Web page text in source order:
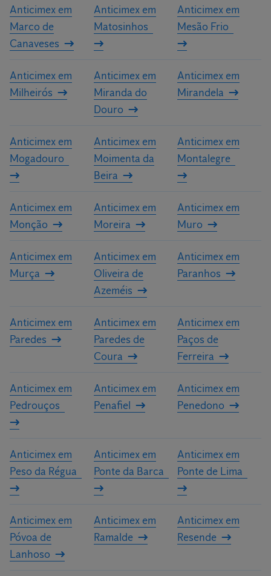
Anticimex em
Marco de
Canaveses
Anticimex em
Matosinhos
Anticimex em
Mesão Frio
Anticimex em
Milheirós
Anticimex em
Miranda do
Douro
Anticimex em
Mirandela
Anticimex em
Mogadouro
Anticimex em
Moimenta da
Beira
Anticimex em
Montalegre
Anticimex em
Monção
Anticimex em
Moreira
Anticimex em
Muro
Anticimex em
Murça
Anticimex em
Oliveira de
Azeméis
Anticimex em
Paranhos
Anticimex em
Paredes
Anticimex em
Paredes de
Coura
Anticimex em
Paços de
Ferreira
Anticimex em
Pedrouços
Anticimex em
Penafiel
Anticimex em
Penedono
Anticimex em
Peso da Régua
Anticimex em
Ponte da Barca
Anticimex em
Ponte de Lima
Anticimex em
Póvoa de
Lanhoso
Anticimex em
Ramalde
Anticimex em
Resende